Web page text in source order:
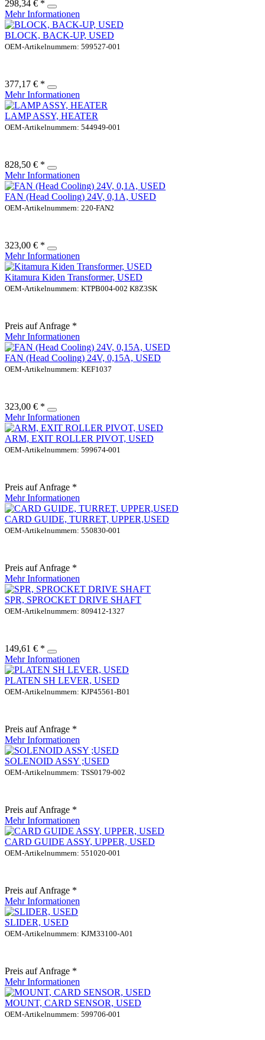
298,34 € *
Mehr Informationen
BLOCK, BACK-UP, USED
OEM-Artikelnummern: 599527-001
377,17 € *
Mehr Informationen
LAMP ASSY, HEATER
OEM-Artikelnummern: 544949-001
828,50 € *
Mehr Informationen
FAN (Head Cooling) 24V, 0,1A, USED
OEM-Artikelnummern: 220-FAN2
323,00 € *
Mehr Informationen
Kitamura Kiden Transformer, USED
OEM-Artikelnummern: KTPB004-002 K8Z3SK
Preis auf Anfrage *
Mehr Informationen
FAN (Head Cooling) 24V, 0,15A, USED
OEM-Artikelnummern: KEF1037
323,00 € *
Mehr Informationen
ARM, EXIT ROLLER PIVOT, USED
OEM-Artikelnummern: 599674-001
Preis auf Anfrage *
Mehr Informationen
CARD GUIDE, TURRET, UPPER,USED
OEM-Artikelnummern: 550830-001
Preis auf Anfrage *
Mehr Informationen
SPR, SPROCKET DRIVE SHAFT
OEM-Artikelnummern: 809412-1327
149,61 € *
Mehr Informationen
PLATEN SH LEVER, USED
OEM-Artikelnummern: KJP45561-B01
Preis auf Anfrage *
Mehr Informationen
SOLENOID ASSY ;USED
OEM-Artikelnummern: TSS0179-002
Preis auf Anfrage *
Mehr Informationen
CARD GUIDE ASSY, UPPER, USED
OEM-Artikelnummern: 551020-001
Preis auf Anfrage *
Mehr Informationen
SLIDER, USED
OEM-Artikelnummern: KJM33100-A01
Preis auf Anfrage *
Mehr Informationen
MOUNT, CARD SENSOR, USED
OEM-Artikelnummern: 599706-001